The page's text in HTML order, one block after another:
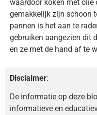
waardoor koken met olie
gemakkelijk zijn schoon
pannen is het aan te
gebruiken aangezien dit
en ze met de hand af te
Disclaimer:
De informatie op deze
informatieve en